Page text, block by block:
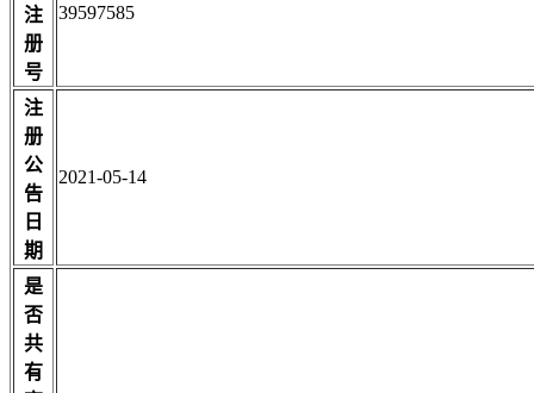
注
册
号
39597585
注
册
公
告
日
期
2021-05-14
是
否
共
有